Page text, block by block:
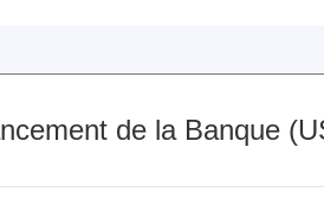
de la Banque